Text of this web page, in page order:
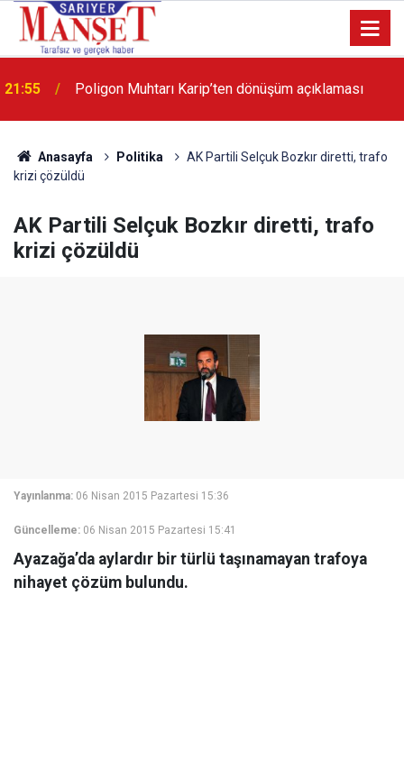
13:36 'Poligon'da İstanbul'a örnek proje gerçekleştirilecek'
Anasayfa Politika
AK Partili Selçuk Bozkır diretti, trafo
krizi çözüldü
AK Partili Selçuk Bozkır diretti, trafo
krizi çözüldü
Yayınlanma: 06 Nisan 2015 Pazartesi 15:36
Güncelleme: 06 Nisan 2015 Pazartesi 15:41
Ayazağa’da aylardır bir türlü taşınamayan trafoya
nihayet çözüm bulundu.